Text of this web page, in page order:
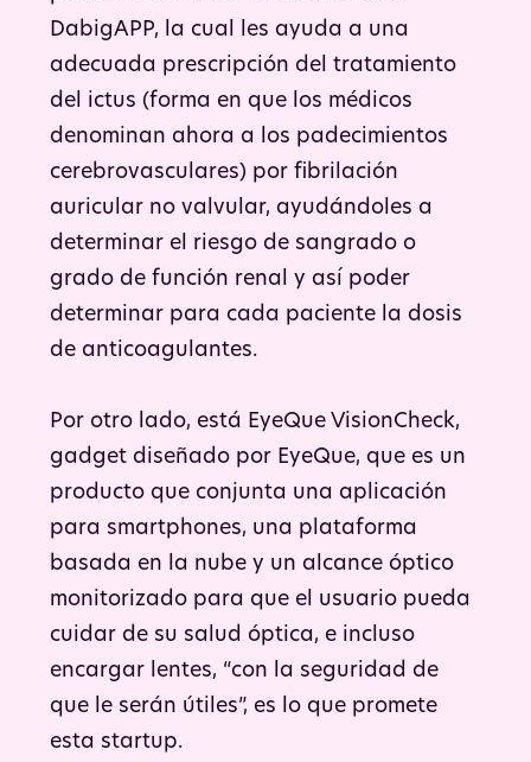
DabigAPP, la cual les ayuda a una
adecuada prescripción del tratamiento
del ictus (forma en que los médicos
denominan ahora a los padecimientos
cerebrovasculares) por fibrilación
auricular no valvular, ayudándoles a
determinar el riesgo de sangrado o
grado de función renal y así poder
determinar para cada paciente la dosis
de anticoagulantes.
Por otro lado, está EyeQue VisionCheck,
gadget diseñado por EyeQue, que es un
producto que conjunta una aplicación
para smartphones, una plataforma
basada en la nube y un alcance óptico
monitorizado para que el usuario pueda
cuidar de su salud óptica, e incluso
encargar lentes, “con la seguridad de
que le serán útiles”, es lo que promete
esta startup.